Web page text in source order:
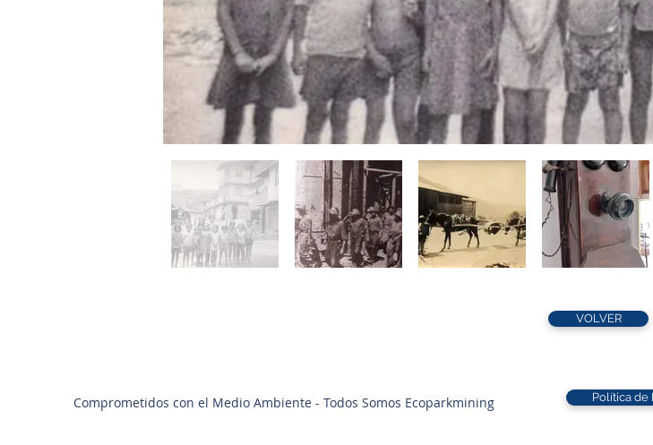
VOLVER
Comprometidos con el Medio Ambiente - Todos Somos Ecoparkmining Política de